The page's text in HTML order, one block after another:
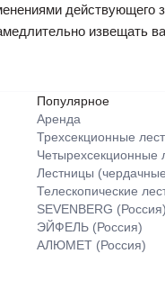
действующего
извещать
Популярное
Аренда
Трехсекционные
Четырехсекционные
Лестницы
Телескопические
SEVENBERG (Россия)
ЭЙФЕЛЬ (Россия)
АЛЮМЕТ (Россия)